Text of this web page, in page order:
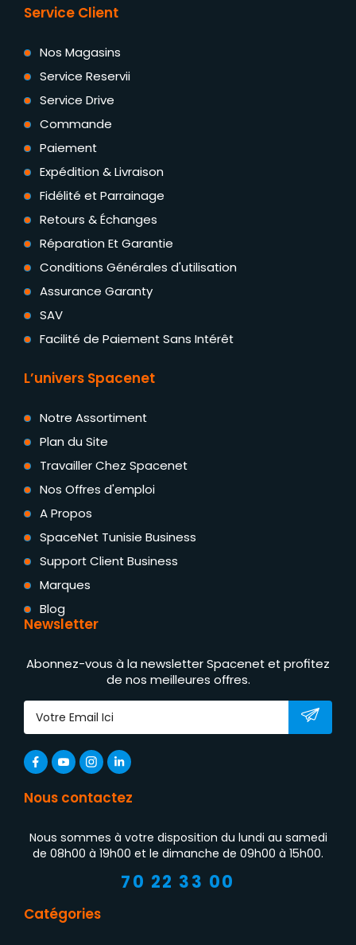
Service Client
Nos Magasins
Service Reservii
Service Drive
Commande
Paiement
Expédition & Livraison
Fidélité et Parrainage
Retours & Échanges
Réparation Et Garantie
Conditions Générales d'utilisation
Assurance Garanty
SAV
Facilité de Paiement Sans Intérêt
L’univers Spacenet
Notre Assortiment
Plan du Site
Travailler Chez Spacenet
Nos Offres d'emploi
A Propos
SpaceNet Tunisie Business
Support Client Business
Marques
Blog
Newsletter
Abonnez-vous à la newsletter Spacenet et profitez
de nos meilleures offres.
Nous contactez
Nous sommes à votre disposition du lundi au samedi
de 08h00 à 19h00 et le dimanche de 09h00 à 15h00.
70 22 33 00
Catégories